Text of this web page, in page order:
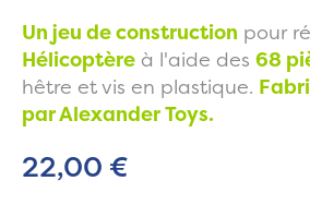
Un jeu de construction pour
Hélicoptère à l'aide des 68
hêtre et vis en plastique.
par Alexander Toys.
22,00 €